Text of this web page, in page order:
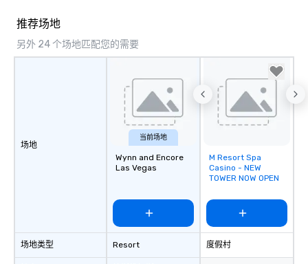
推荐场地
另外 24 个场地匹配您的需要
场地
场地类型
当前场地
Wynn and Encore
Las Vegas
Resort
Removed from
favorites
M Resort Spa
Casino - NEW
TOWER NOW OPEN
度假村